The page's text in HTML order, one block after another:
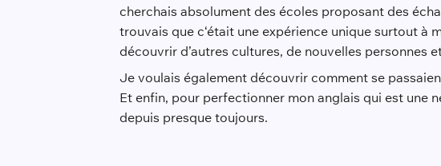
cherchais absolument des écoles proposant des
trouvais que c‘était une expérience unique surtout à
découvrir d’autres cultures, de nouvelles personnes
Je voulais également découvrir comment se
Et enfin, pour perfectionner mon anglais qui est une
depuis presque toujours.